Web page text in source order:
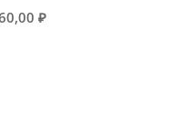
₽